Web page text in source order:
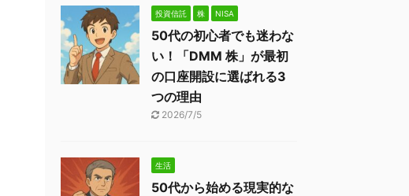
投資信託 株 NISA
50代の初心者でも迷わな
い！「DMM 株」が最初
の口座開設に選ばれる3
つの理由
2026/7/5
生活
50代から始める現実的な